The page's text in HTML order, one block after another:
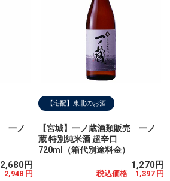
一ノ
2,680円
円
【宅配】東北のお酒
【宮城】一ノ蔵酒類販売 一ノ
蔵 特別純米酒 超辛口
720ml（箱代別途料金）
1,270円
税込価格 1,397 円